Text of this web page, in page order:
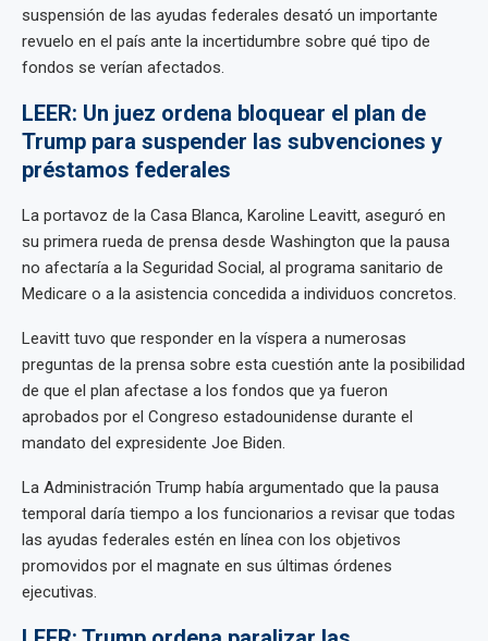
suspensión de las ayudas federales desató un importante
revuelo en el país ante la incertidumbre sobre qué tipo de
fondos se verían afectados.
LEER: Un juez ordena bloquear el plan de
Trump para suspender las subvenciones y
préstamos federales
La portavoz de la Casa Blanca, Karoline Leavitt, aseguró en
su primera rueda de prensa desde Washington que la pausa
no afectaría a la Seguridad Social, al programa sanitario de
Medicare o a la asistencia concedida a individuos concretos.
Leavitt tuvo que responder en la víspera a numerosas
preguntas de la prensa sobre esta cuestión ante la posibilidad
de que el plan afectase a los fondos que ya fueron
aprobados por el Congreso estadounidense durante el
mandato del expresidente Joe Biden.
La Administración Trump había argumentado que la pausa
temporal daría tiempo a los funcionarios a revisar que todas
las ayudas federales estén en línea con los objetivos
promovidos por el magnate en sus últimas órdenes
ejecutivas.